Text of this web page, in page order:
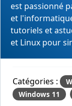
est passionné
et
tutoriels et
et Linux pour
Catégories :
Windows 11